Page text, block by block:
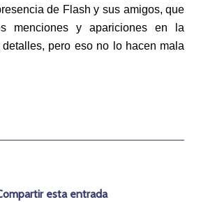
de Flash y sus amigos, que
menciones y apariciones en la
pero eso no lo hacen mala
esta entrada